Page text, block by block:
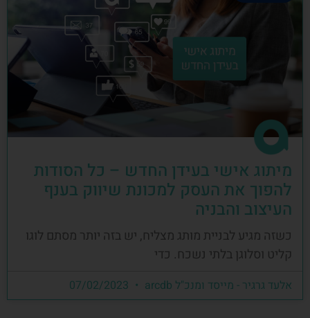
מיתוג אישי בעידן החדש – כל הסודות
להפוך את העסק למכונת שיווק בענף
העיצוב והבניה
כשזה מגיע לבניית מותג מצליח, יש בזה יותר מסתם לוגו
קליט וסלוגן בלתי נשכח. כדי
אלעד גרגיר - מייסד ומנכ"ל arcdb